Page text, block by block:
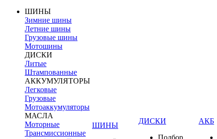
ШИНЫ
Зимние шины
Летние шины
Грузовые шины
Мотошины
ДИСКИ
Литые
Штампованные
АККУМУЛЯТОРЫ
Легковые
Грузовые
Мотоаккумуляторы
МАСЛА
Моторные
Трансмиссионные
ШИНЫ
ДИСКИ
Подбор
АКБ